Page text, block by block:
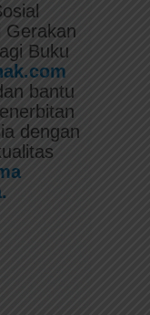
Gerakan
Buku
bantu
dengan